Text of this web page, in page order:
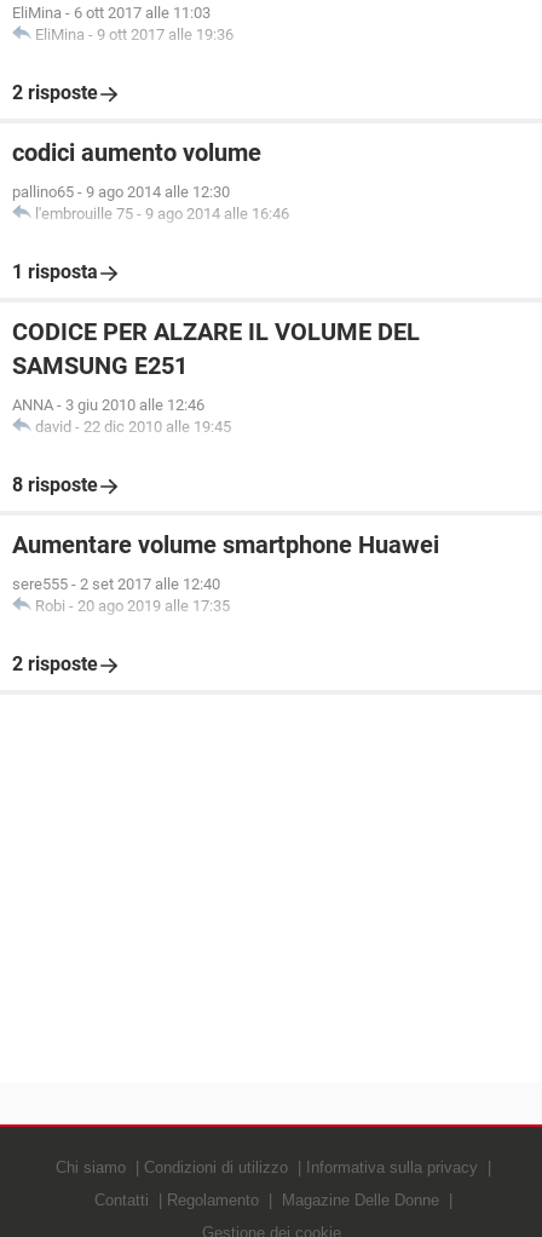
EliMina - 6 ott 2017 alle 11:03
EliMina - 9 ott 2017 alle 19:36
2 risposte
codici aumento volume
pallino65 - 9 ago 2014 alle 12:30
l'embrouille 75 - 9 ago 2014 alle 16:46
1 risposta
CODICE PER ALZARE IL VOLUME DEL
SAMSUNG E251
ANNA - 3 giu 2010 alle 12:46
david - 22 dic 2010 alle 19:45
8 risposte
Aumentare volume smartphone Huawei
sere555 - 2 set 2017 alle 12:40
Robi - 20 ago 2019 alle 17:35
2 risposte
Chi siamo Condizioni di utilizzo
Informativa sulla privacy
Contatti
Regolamento
Magazine Delle Donne
Gestione dei cookie